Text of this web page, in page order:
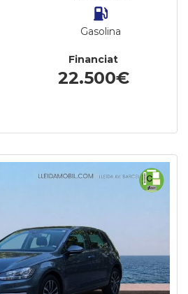
Gasolina
Financiat
22.500€